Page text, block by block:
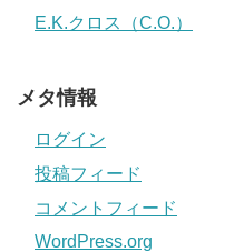
E.K.クロス（C.O.）
メタ情報
ログイン
投稿フィード
コメントフィード
WordPress.org